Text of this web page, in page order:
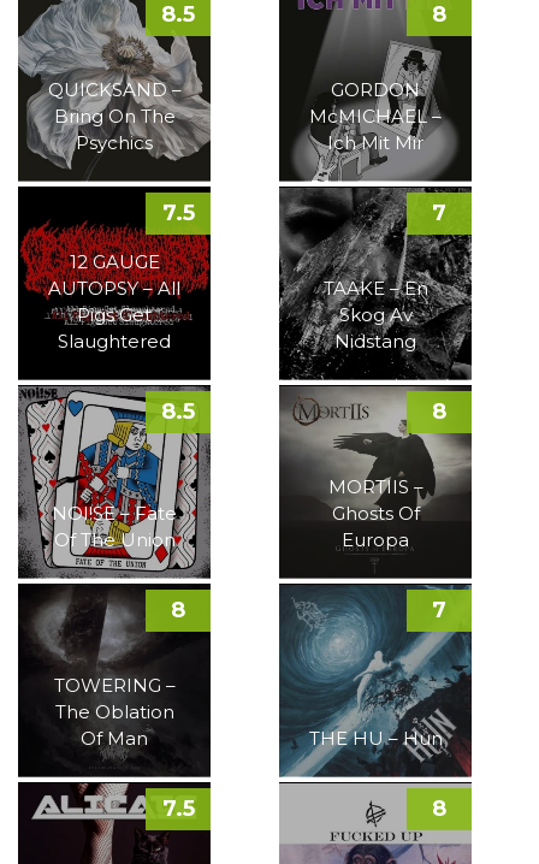
QUICKSAND –
Bring On The
Psychics
8.5
GORDON
McMICHAEL –
Ich Mit Mir
8
12 GAUGE
AUTOPSY – All
Pigs Get
Slaughtered
7.5
TAAKE – En
Skog Av
Nidstang
7
NOI!SE – Fate
Of The Union
8.5
MORTIIS –
Ghosts Of
Europa
8
TOWERING –
The Oblation
Of Man
8
THE HU – Hun
7
7.5 8